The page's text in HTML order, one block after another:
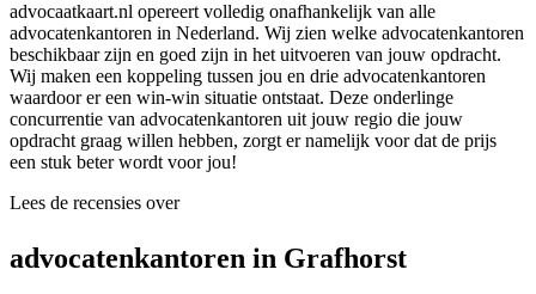
advocaatkaart.nl opereert volledig onafhankelijk van alle
advocatenkantoren in Nederland. Wij zien welke advocatenkantoren
beschikbaar zijn en goed zijn in het uitvoeren van jouw opdracht.
Wij maken een koppeling tussen jou en drie advocatenkantoren
waardoor er een win-win situatie ontstaat. Deze onderlinge
concurrentie van advocatenkantoren uit jouw regio die jouw
opdracht graag willen hebben, zorgt er namelijk voor dat de prijs
een stuk beter wordt voor jou!
Lees de recensies over
advocatenkantoren in Grafhorst